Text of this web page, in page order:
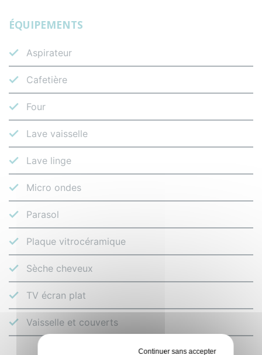
ÉQUIPEMENTS
Aspirateur
Cafetière
Four
Lave vaisselle
Lave linge
Micro ondes
Parasol
Plaque vitrocéramique
Sèche cheveux
TV écran plat
Vaisselle et couverts